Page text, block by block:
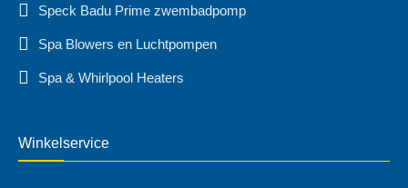
Speck Badu Prime zwembadpomp
Spa Blowers en Luchtpompen
Spa & Whirlpool Heaters
Winkelservice